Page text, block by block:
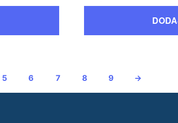
5 6 7 8 9 →